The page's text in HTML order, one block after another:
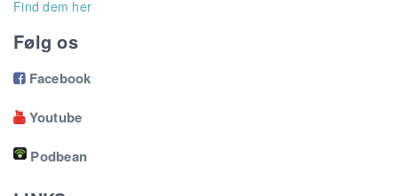
Find dem her
Følg os
Facebook
Youtube
Podbean